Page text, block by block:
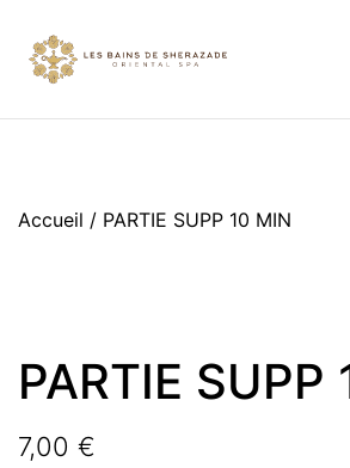
Accueil / PARTIE SUPP 10 MIN
PARTIE SUPP
7,00€